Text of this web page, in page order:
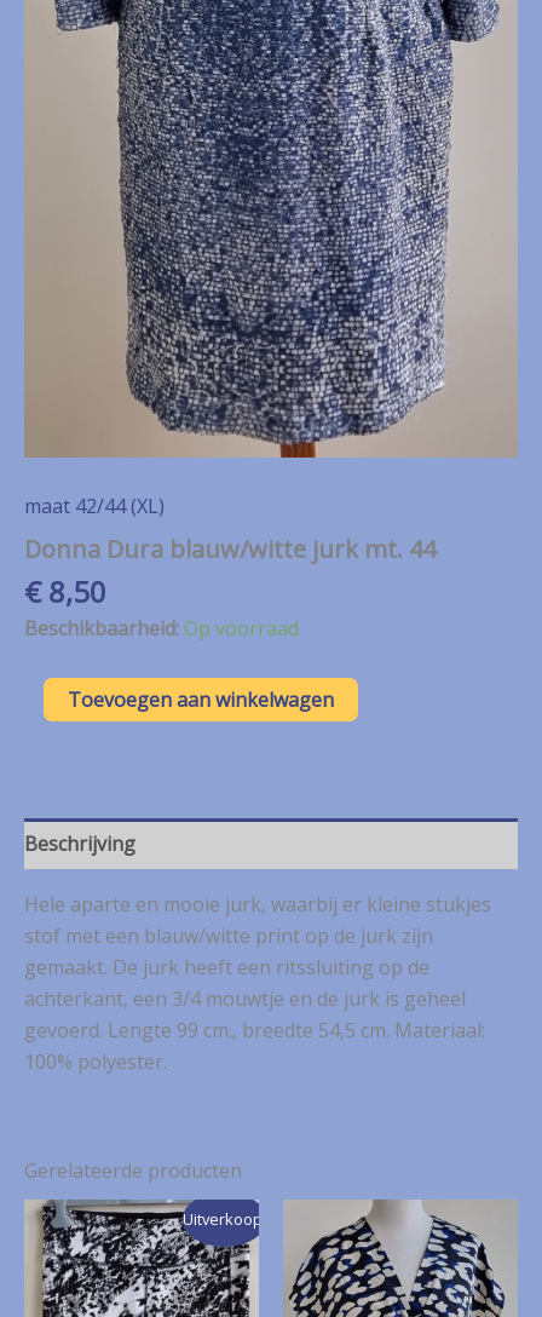
maat 42/44 (XL)
Donna Dura blauw/witte jurk mt. 44
€8,50
Beschikbaarheid:Op voorraad
Donna
Dura
aantal
Toevoegen aan winkelwagen
Beschrijving
Hele aparte en mooie jurk, waarbij er kleine stukjes
stof met een blauw/witte print op de jurk zijn
gemaakt. De jurk heeft een ritssluiting op de
achterkant, een 3/4 mouwtje en de jurk is geheel
gevoerd. Lengte 99 cm., breedte 54,5 cm. Materiaal:
100% polyester.
Gerelateerde producten
Uitverkoop!